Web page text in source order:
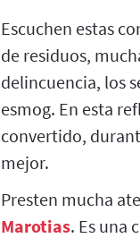
Escuchen estas
de residuos,
delincuencia, los
esmog. En esta
convertido,
mejor.
Presten mucha
Marotias. Es una